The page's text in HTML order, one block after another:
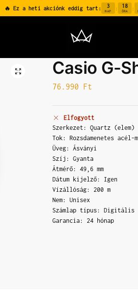
🔥 Ez a heti akciónk eddig tart: 3
NAP : 18
ÓRA :
Casio G-
76.990 Ft
Elfogyott
Szerkezet: Quartz (elem)
Tok: Rozsdamenetes acél-
Üveg: Ásványi
Szíj: Gyanta
Átmérő: 49,6 mm
Dátum kijelző: Igen
Vízállóság: 200 m
Nem: Unisex
Számlap típus: Digitális
Garancia: 24 hónap